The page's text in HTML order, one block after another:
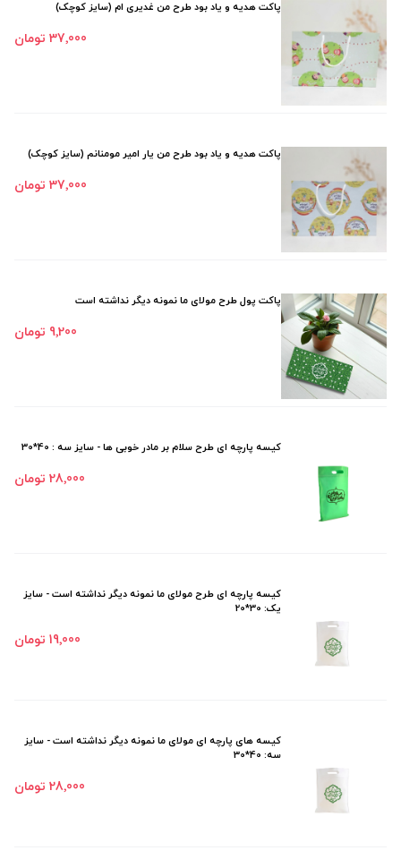
پاکت هدیه و یاد بود طرح من غدیری ام (سایز کوچک)
37٬000 تومان
پاکت هدیه و یاد بود طرح من یار امیر مومنانم (سایز کوچک)
37٬000 تومان
پاکت پول طرح مولای ما نمونه دیگر نداشته است
9٬200 تومان
کیسه پارچه ای طرح سلام بر مادر خوبی ها - سایز سه : 40*30
28٬000 تومان
کیسه پارچه ای طرح مولای ما نمونه دیگر نداشته است - سایز
یک: 30*20
19٬000 تومان
کیسه های پارچه ای مولای ما نمونه دیگر نداشته است - سایز
سه: 40*30
28٬000 تومان